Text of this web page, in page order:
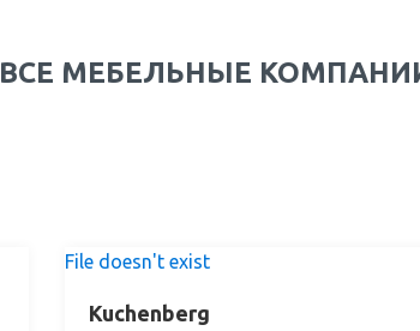
ВСЕ МЕБЕЛЬНЫЕ
File doesn't exist
Kuchenberg